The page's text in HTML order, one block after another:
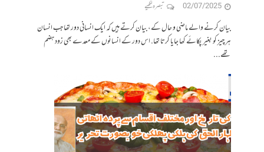
02/07/2025 تبصرہ لکھیے
بیان کرنے والے ماضی و حال کے، بیان کرتے ہیں کہ ایک انسانی دور تھا جب انسان
ہر چیز کو بغیر پکائے کھا جایا کرتا تھا. اس دور کے انسانوں کے معدے بھی زود ہضم
تھے...